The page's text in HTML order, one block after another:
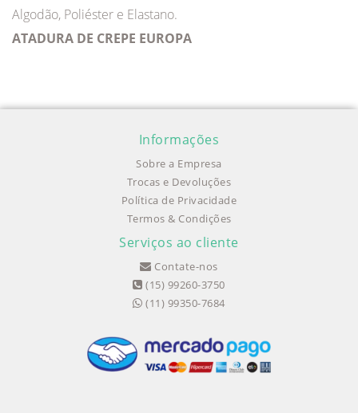
Algodão, Poliéster e Elastano.
ATADURA DE CREPE EUROPA
Informações
Sobre a Empresa
Trocas e Devoluções
Política de Privacidade
Termos & Condições
Serviços ao cliente
Contate-nos
(15) 99260-3750
(11) 99350-7684